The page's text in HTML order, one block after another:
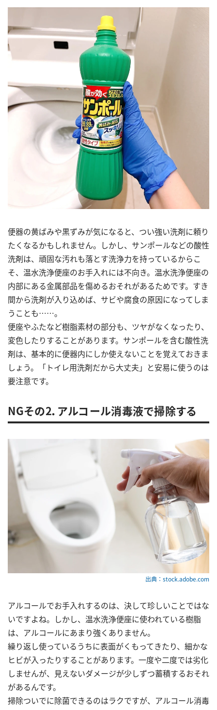
便器の黄ばみや黒ずみが気になると、つい強い洗剤に頼り
たくなるかもしれません。しかし、サンポールなどの酸性
洗剤は、頑固な汚れも落とす洗浄力を持っているからこ
そ、温水洗浄便座のお手入れには不向き。温水洗浄便座の
内部にある金属部品を傷めるおそれがあるためです。すき
間から洗剤が入り込めば、サビや腐食の原因になってしま
うことも……。
便座やふたなど樹脂素材の部分も、ツヤがなくなったり、
変色したりすることがあります。サンポールを含む酸性洗
剤は、基本的に便器内にしか使えないことを覚えておきま
しょう。「トイレ用洗剤だから大丈夫」と安易に使うのは
要注意です。
NGその2．アルコール消毒液で掃除する
出典：stock.adobe.com
アルコールでお手入れするのは、決して珍しいことではな
いですよね。しかし、温水洗浄便座に使われている樹脂
は、アルコールにあまり強くありません。
繰り返し使っているうちに表面がくもってきたり、細かな
ヒビが入ったりすることがあります。一度や二度では劣化
しませんが、見えないダメージが少しずつ蓄積するおそれ
があるんです。
掃除ついでに除菌できるのはラクですが、アルコール消毒